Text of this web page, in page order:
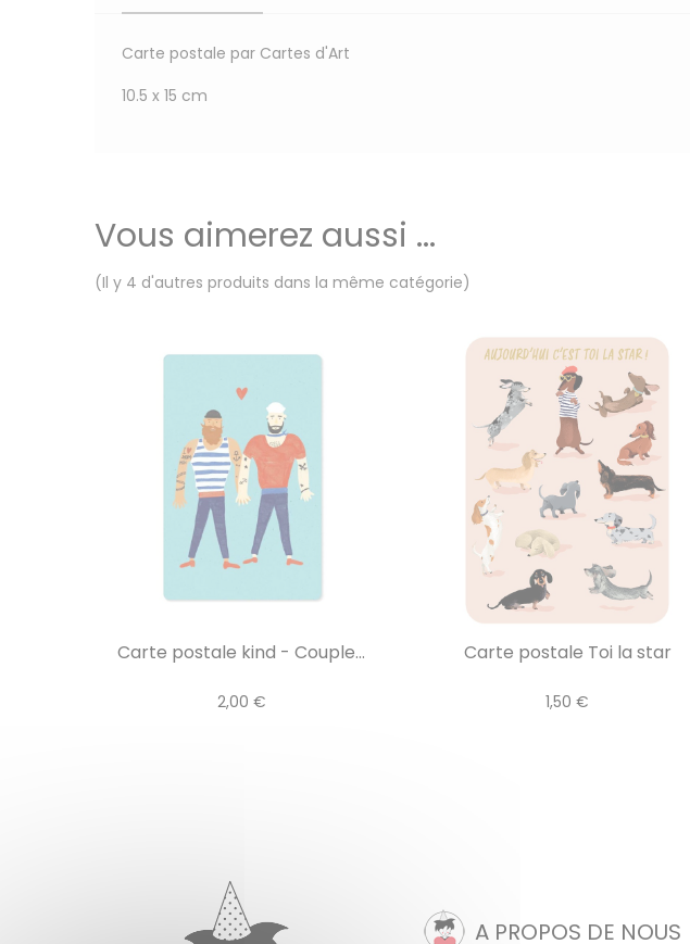
Carte postale par Cartes d'Art
10.5 x 15 cm
Vous aimerez aussi ...
(Il y 4 d'autres produits dans la même catégorie)
Carte postale kind - Couple...
2,00 €
Carte postale Toi la star
1,50 €
A PROPOS DE NOUS